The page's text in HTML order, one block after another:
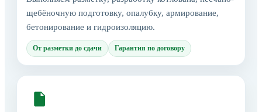
щебёночную подготовку, опалубку, армирование,
бетонирование и гидроизоляцию.
От разметки до сдачи Гарантия по договору